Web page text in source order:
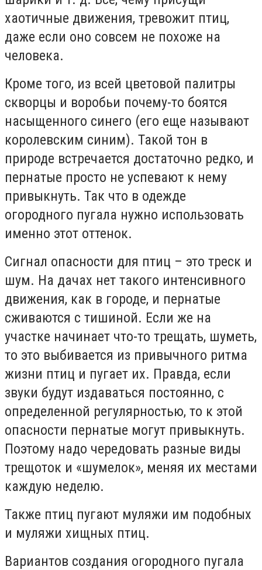
хаотичные движения, тревожит птиц,
даже если оно совсем не похоже на
человека.
Кроме того, из всей цветовой палитры
скворцы и воробьи почему-то боятся
насыщенного синего (его еще называют
королевским синим). Такой тон в
природе встречается достаточно редко, и
пернатые просто не успевают к нему
привыкнуть. Так что в одежде
огородного пугала нужно использовать
именно этот оттенок.
Сигнал опасности для птиц – это треск и
шум. На дачах нет такого интенсивного
движения, как в городе, и пернатые
сживаются с тишиной. Если же на
участке начинает что-то трещать, шуметь,
то это выбивается из привычного ритма
жизни птиц и пугает их. Правда, если
звуки будут издаваться постоянно, с
определенной регулярностью, то к этой
опасности пернатые могут привыкнуть.
Поэтому надо чередовать разные виды
трещоток и «шумелок», меняя их местами
каждую неделю.
Также птиц пугают муляжи им подобных
и муляжи хищных птиц.
Вариантов создания огородного пугала